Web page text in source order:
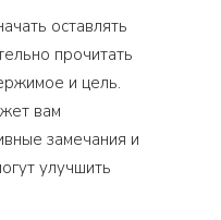
оставлять
прочитать
и цель.
вам
замечания и
улучшить